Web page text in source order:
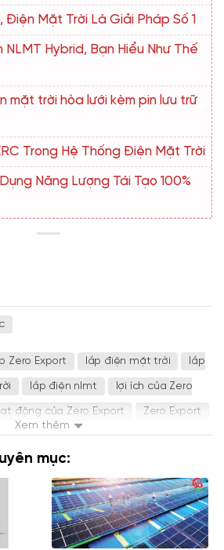
Mặt Trời Là Giải Pháp Số 1
NLMT Hybrid, Bạn Hiểu Như Thế
mặt trời hòa lưới kèm pin lưu trữ
Trong Hệ Thống Điện Mặt Trời
Năng Lượng Tái Tạo 100%
Xem thêm
Zero Export lắp điện mặt trời lắp
lắp điện nlmt lợi ích của Zero
động của Zero Export Zero Export
mặt trời áp mái điện mặt trời bà rịa
doanh nghiệp
lưới điện mặt trời hòa lưới có lưu
nhà điện mặt trời nhà xưởng Điện
điện mặt trời Vũng Tàu điện năng
mục: